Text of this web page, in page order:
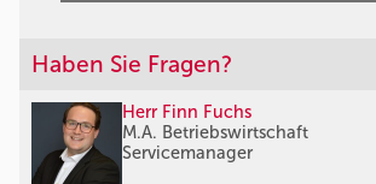
Haben Sie Fragen?
Herr Finn Fuchs
M.A. Betriebswirtschaft
Servicemanager